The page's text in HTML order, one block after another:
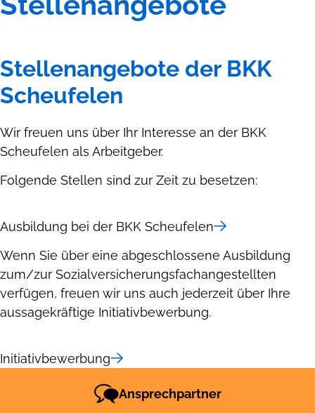
Stellenangebote der BKK
Scheufelen
Wir freuen uns über Ihr Interesse an der BKK
Scheufelen als Arbeitgeber.
Folgende Stellen sind zur Zeit zu besetzen:
Ausbildung bei der BKK Scheufelen
Wenn Sie über eine abgeschlossene Ausbildung
zum/zur Sozialversicherungsfachangestellten
verfügen, freuen wir uns auch jederzeit über Ihre
aussagekräftige Initiativbewerbung.
Initiativbewerbung
Ansprechpartner